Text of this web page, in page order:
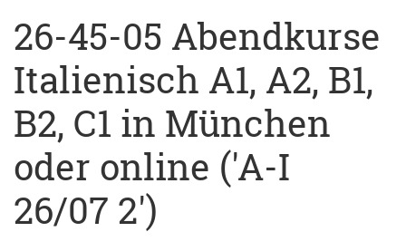
26-45-05 Abendkurse
Italienisch A1, A2, B1,
B2, C1 in München
oder online ('A-I
26/07 2')